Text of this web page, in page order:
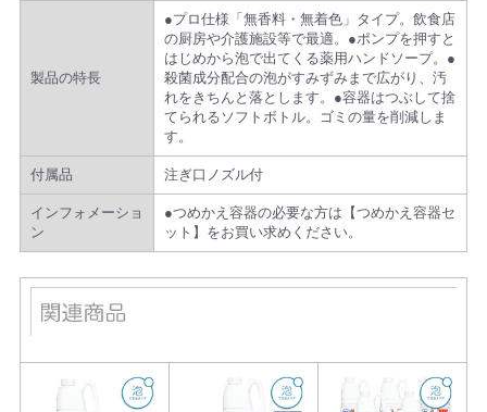
製品の特長
●プロ仕様「無香料・無着色」タイプ。飲食店
の厨房や介護施設等で最適。●ポンプを押すと
はじめから泡で出てくる薬用ハンドソープ。●
殺菌成分配合の泡がすみずみまで広がり、汚
れをきちんと落とします。●容器はつぶして捨
てられるソフトボトル。ゴミの量を削減しま
す。
付属品 注ぎ口ノズル付
インフォメーショ
ン
●つめかえ容器の必要な方は【つめかえ容器セ
ット】をお買い求めください。